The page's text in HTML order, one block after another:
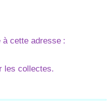
à cette adresse :
les collectes.